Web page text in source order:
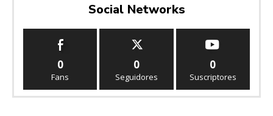
Social Networks
0
Fans
0
Seguidores
0
Suscriptores